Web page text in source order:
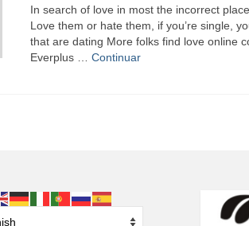
In search of love in most the incorrect
Love them or hate them, if you’re single,
that are dating More folks find love online
Everplus … Continuar